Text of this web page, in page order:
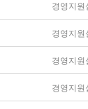
경영지원
경영지원
경영지원
경영지원